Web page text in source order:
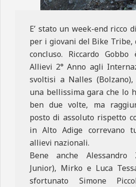
E’ stato un week-end ricco
per i giovani del Bike Tribe,
concluso. Riccardo
Allievi 2° Anno agli
svoltisi a Nalles
una bellissima gara che lo
ben due volte, ma
posto di assoluto rispetto
in Alto Adige correvano
allievi nazionali.
Bene anche Alessandro
Junior), Mirko e Luca
sfortunato Simone